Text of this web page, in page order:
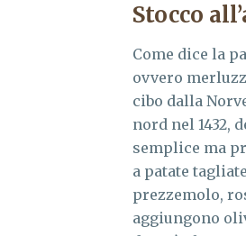
Stocco
Come dice la
ovvero
cibo dalla
nord nel 1432,
semplice ma
a patate
prezzemolo,
aggiungono